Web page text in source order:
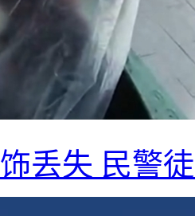
丢失 民警